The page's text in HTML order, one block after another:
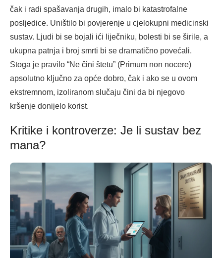
čak i radi spašavanja drugih, imalo bi katastrofalne
posljedice. Uništilo bi povjerenje u cjelokupni medicinski
sustav. Ljudi bi se bojali ići liječniku, bolesti bi se širile, a
ukupna patnja i broj smrti bi se dramatično povećali.
Stoga je pravilo “Ne čini štetu” (Primum non nocere)
apsolutno ključno za opće dobro, čak i ako se u ovom
ekstremnom, izoliranom slučaju čini da bi njegovo
kršenje donijelo korist.
Kritike i kontroverze: Je li sustav bez
mana?